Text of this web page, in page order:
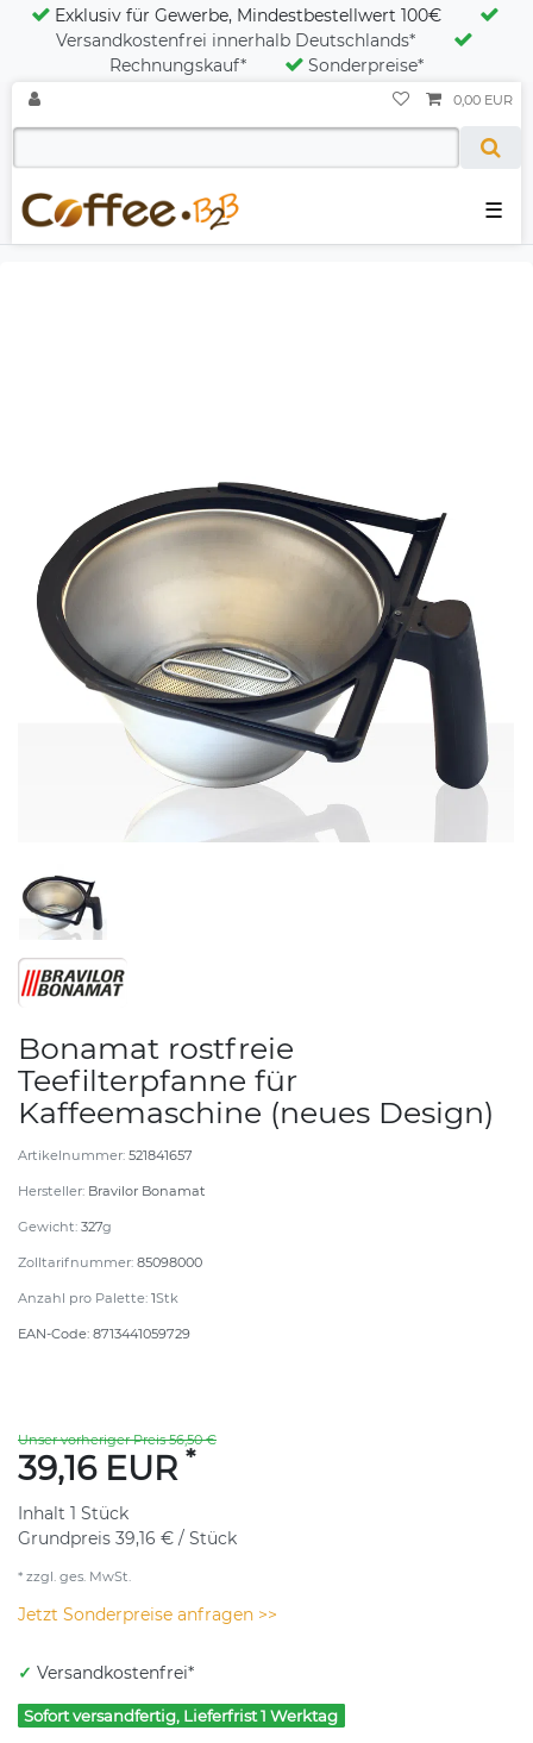
Exklusiv für Gewerbe, Mindestbestellwert 100€
Versandkostenfrei innerhalb Deutschlands*
Rechnungskauf*
Sonderpreise*
☰
0,00 EUR
Bonamat rostfreie
Teefilterpfanne für
Kaffeemaschine (neues Design)
Artikelnummer: 521841657
Hersteller: Bravilor Bonamat
Gewicht: 327g
Zolltarifnummer: 85098000
Anzahl pro Palette: 1Stk
EAN-Code: 8713441059729
Unser vorheriger Preis 56,50 €
39,16 EUR *
Inhalt 1 Stück
Grundpreis 39,16 € / Stück
* zzgl. ges. MwSt.
Jetzt Sonderpreise anfragen >>
✓ Versandkostenfrei*
Sofort versandfertig, Lieferfrist 1 Werktag